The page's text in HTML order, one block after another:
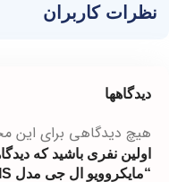
نظرات کاربران
دیدگاهها
هیچ دیدگاهی برای
اولین نفری باشید که
“مایکروویو ال جی مدل MH8265DIS”